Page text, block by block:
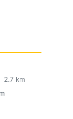
2.7 km